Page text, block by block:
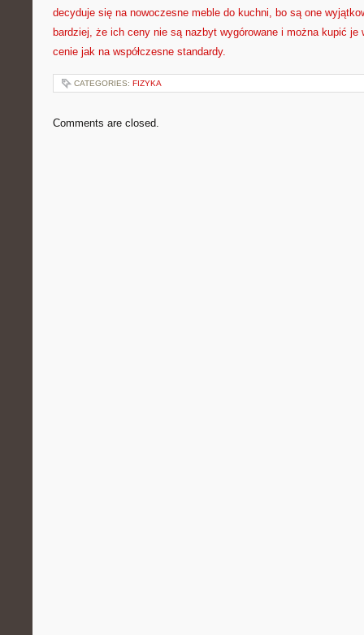
decyduje się na nowoczesne meble do kuchni, bo są one
bardziej, że ich ceny nie są nazbyt wygórowane i można kupić je
cenie jak na współczesne standardy.
CATEGORIES: FIZYKA
Comments are closed.